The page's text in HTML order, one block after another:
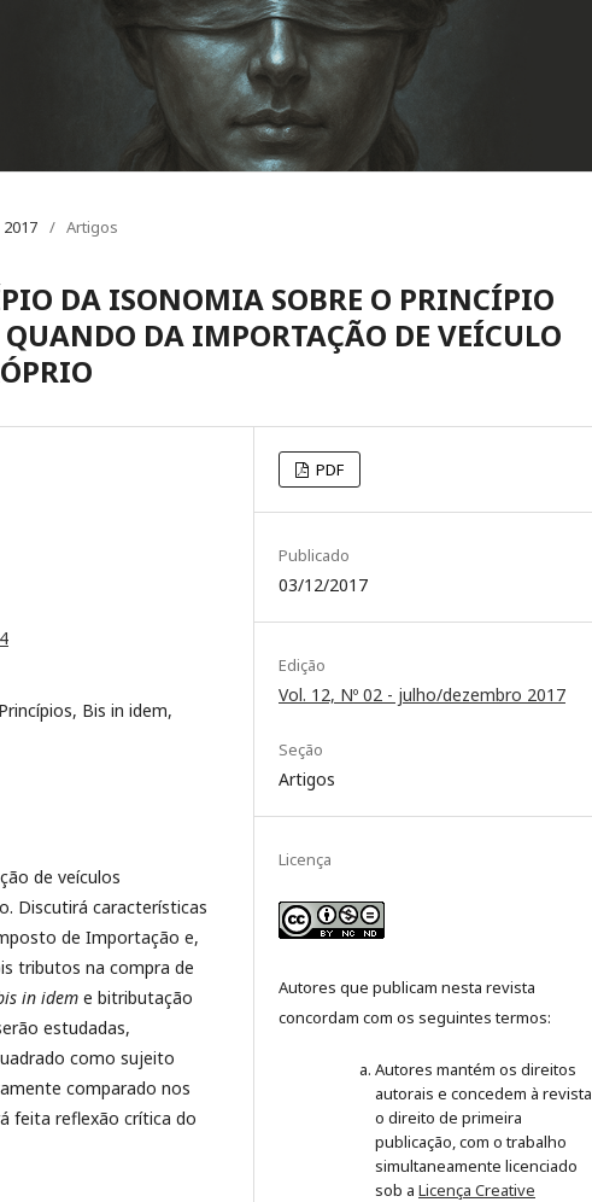
/ Artigos
DA ISONOMIA SOBRE O PRINCÍPIO
DA IMPORTAÇÃO DE VEÍCULO
Bis in idem,
de veículos
Discutirá características
de Importação e,
tributos na compra de
in idem e bitributação
estudadas,
como sujeito
comparado nos
feita reflexão crítica do
PDF
Publicado
03/12/2017
Edição
Vol. 12, Nº 02 - julho/dezembro 2017
Seção
Artigos
Licença
Autores que publicam nesta revista
concordam com os seguintes termos:
Autores mantém os direitos
autorais e concedem à revista
o direito de primeira
publicação, com o trabalho
simultaneamente licenciado
sob a Licença Creative